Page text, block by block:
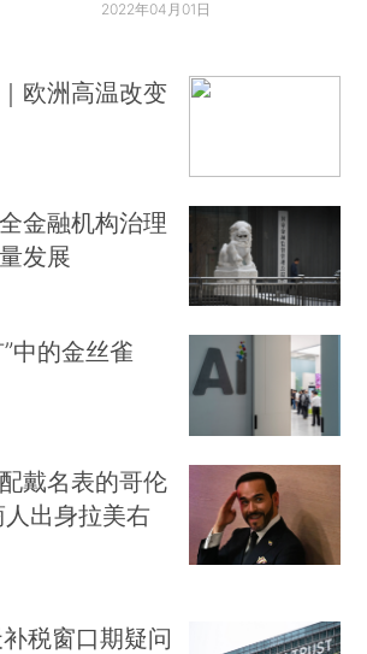
2022年04月01日
欧洲高温改变
金融机构治理
发展
中的金丝雀
戴名表的哥伦
出身拉美右
税窗口期疑问